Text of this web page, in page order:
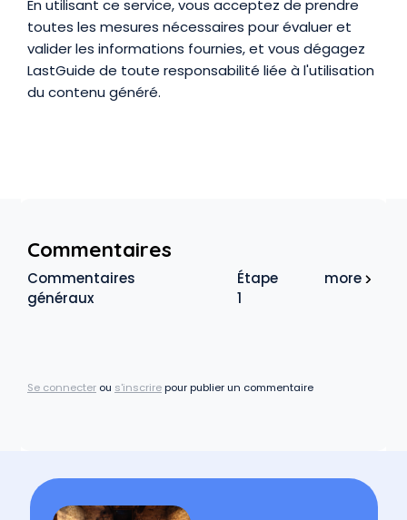
En utilisant ce service, vous acceptez de prendre
toutes les mesures nécessaires pour évaluer et
valider les informations fournies, et vous dégagez
LastGuide de toute responsabilité liée à l'utilisation
du contenu généré.
Commentaires
Commentaires
généraux
Étape
1
more
Se connecter ou s'inscrirepour publier un commentaire